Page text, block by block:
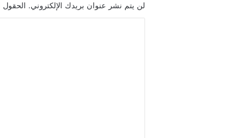
لن يتم نشر عنوان بريدك الإلكتروني. الحقول